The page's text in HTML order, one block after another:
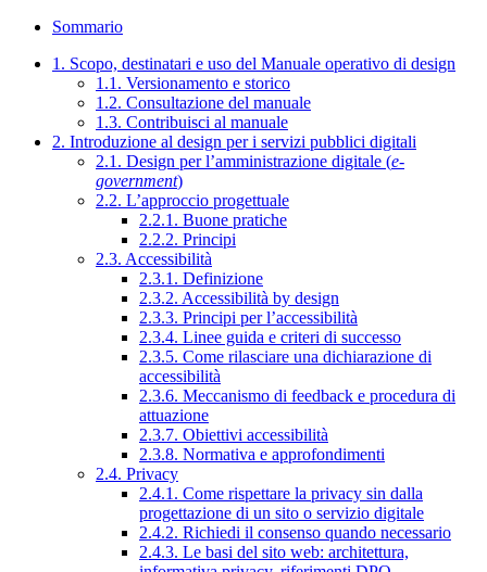
Sommario
1. Scopo, destinatari e uso del Manuale operativo di design
1.1. Versionamento e storico
1.2. Consultazione del manuale
1.3. Contribuisci al manuale
2. Introduzione al design per i servizi pubblici digitali
2.1. Design per l’amministrazione digitale (e-
government)
2.2. L’approccio progettuale
2.2.1. Buone pratiche
2.2.2. Principi
2.3. Accessibilità
2.3.1. Definizione
2.3.2. Accessibilità by design
2.3.3. Principi per l’accessibilità
2.3.4. Linee guida e criteri di successo
2.3.5. Come rilasciare una dichiarazione di
accessibilità
2.3.6. Meccanismo di feedback e procedura di
attuazione
2.3.7. Obiettivi accessibilità
2.3.8. Normativa e approfondimenti
2.4. Privacy
2.4.1. Come rispettare la privacy sin dalla
progettazione di un sito o servizio digitale
2.4.2. Richiedi il consenso quando necessario
2.4.3. Le basi del sito web: architettura,